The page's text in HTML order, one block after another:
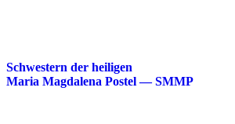
Schwestern der heiligen
Maria Magdalena Postel — SMMP